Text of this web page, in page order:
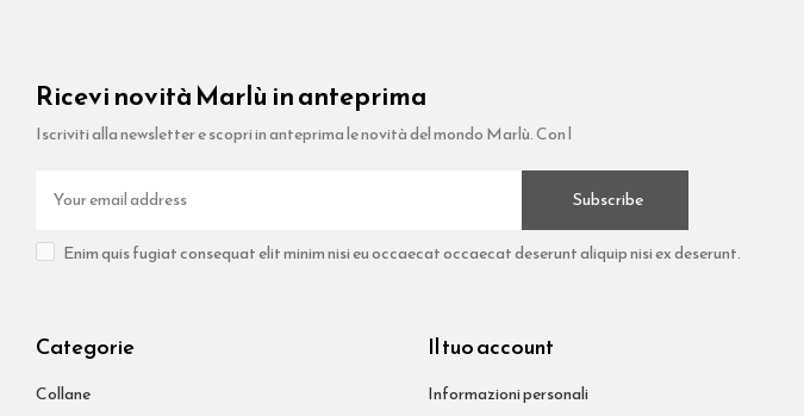
Ricevi novità Marlù in anteprima
Iscriviti alla newsletter e scopri in anteprima le novità del mondo Marlù. Con l
Subscribe
Enim quis fugiat consequat elit minim nisi eu occaecat occaecat deserunt aliquip nisi ex deserunt.
Categorie
Collane
Il tuo account
Informazioni personali